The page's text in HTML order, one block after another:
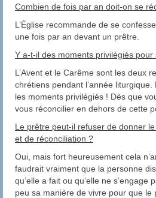
Combien de fois par an doit-on se
L’Église recommande de se
une fois par an devant un prêtre.
Y a-t-il des moments privilégiés pour
L’Avent et le Carême sont les deux
chrétiens pendant l’année
les moments privilégiés ! Dès que
vous réconcilier en dehors de cette
Le prêtre peut-il refuser de donner
et de réconciliation ?
Oui, mais fort heureusement cela
faudrait vraiment que la personne
qu’elle a fait ou qu’elle ne s’engage
peu sa manière de vivre pour que le